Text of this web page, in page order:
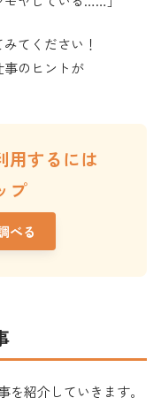
てください！
のヒントが
用するには
プ
べる
を紹介していきます。